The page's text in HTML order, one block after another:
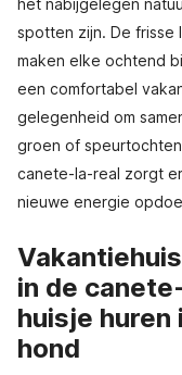
het nabijgelegen
spotten zijn. De frisse
maken elke ochtend
een comfortabel
gelegenheid om
groen of
canete-la-real zorgt
nieuwe energie
in de
huisje
hond